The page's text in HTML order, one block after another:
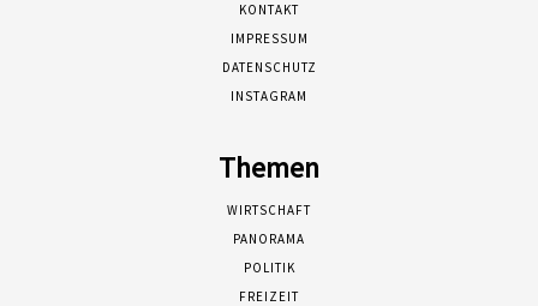
KONTAKT
IMPRESSUM
DATENSCHUTZ
INSTAGRAM
Themen
WIRTSCHAFT
PANORAMA
POLITIK
FREIZEIT